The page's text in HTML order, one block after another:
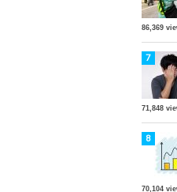
86,369
71,848
70,104